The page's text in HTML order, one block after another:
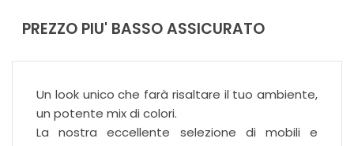
PREZZO PIU' BASSO ASSICURATO
Un look unico che farà risaltare il tuo ambiente,
un potente mix di colori.
La nostra eccellente selezione di mobili e